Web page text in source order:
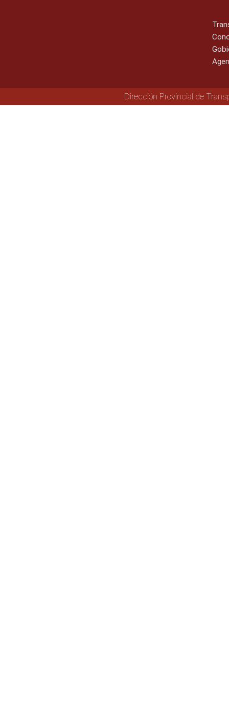
Dirección Provincial de